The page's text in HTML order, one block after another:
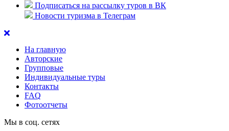
Подписаться на рассылку туров в ВК
Новости туризма в Телеграм
На главную
Авторские
Групповые
Индивидуальные туры
Контакты
FAQ
Фотоотчеты
Мы в соц. сетях